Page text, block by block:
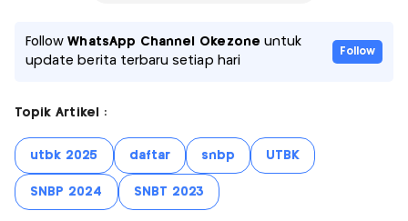
FollowWhatsApp Channel Okezone untuk
update berita terbaru setiap hari
Follow
Topik Artikel :
utbk 2025 daftar snbp UTBK
SNBP 2024 SNBT 2023